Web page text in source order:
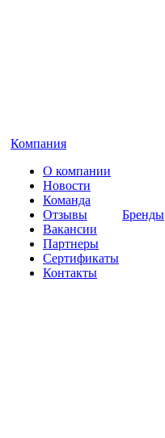
Компания
О компании
Новости
Команда
Отзывы
Вакансии
Партнеры
Сертификаты
Контакты
Бренды